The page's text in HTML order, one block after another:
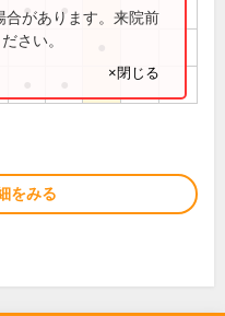
● ●
合があります。来院前
さい。
×閉じる
をみる